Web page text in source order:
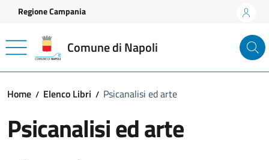
Vai ai contenuti
Vai al footer
Regione Campania
Comune di Napoli
Home Elenco Libri Psicanalisi ed arte
Psicanalisi ed arte